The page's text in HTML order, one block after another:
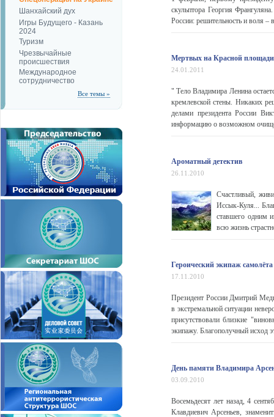
Шанхайский дух
Игры Будущего - Казань
2024
Туризм
Чрезвычайные
происшествия
Международное
сотрудничество
Все темы »
скульптора Георгия
России: решительность и воля –
Мертвых на Красной площади
24.01.2011
" Тело Владимира Ленина
кремлевской стены. Никаких
делами президента России
информацию о возможном
Ароматный детектив
26.11.2010
Счастливый,
Иссык-Куля...
ставшего одним
всю жизнь
Героический экипаж
17.11.2010
Президент России Дмитрий
в экстремальной ситуации
присутствовали близкие
экипажу. Благополучный исход
День памяти Владимира
03.09.2010
Восемьдесят лет назад, 4
Клавдиевич Арсеньев,